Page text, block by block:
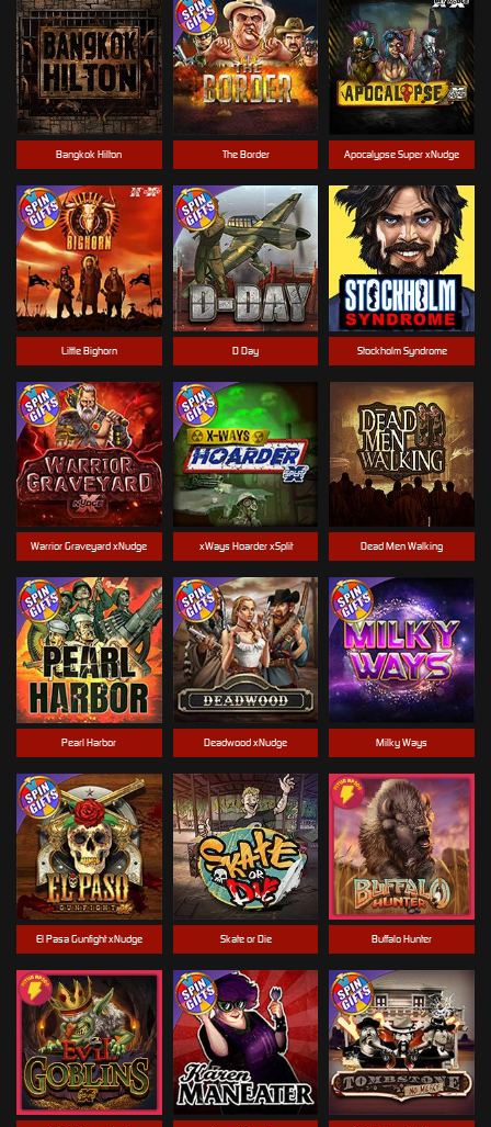
Dead Men Walking
Skate or Die
Stockholm Syndrome
Apocalypse Super xNudge
Bangkok Hilton
El Pasa Gunfight xNudge
Warrior Graveyard xNudge
Little Bighorn
Deadwood xNudge
Buffalo Hunter
Milky Ways
Pearl Harbor
xWays Hoarder xSplit
D Day
The Border